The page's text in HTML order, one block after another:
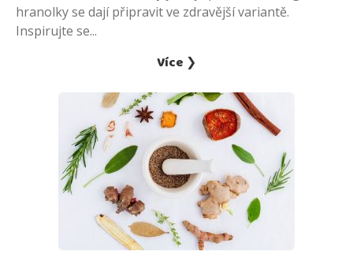
hranolky se dají připravit ve zdravější variantě.
Inspirujte se...
Více ❯